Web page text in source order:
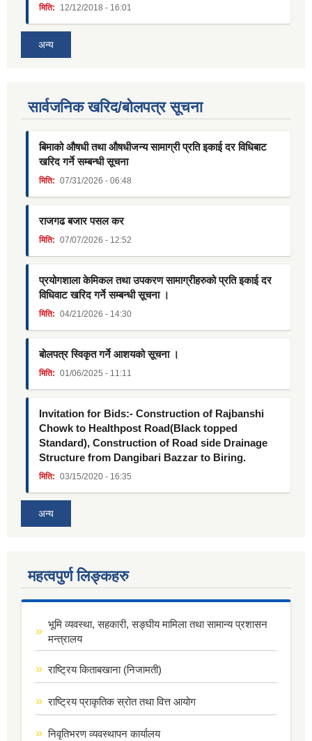
मिति: 12/12/2018 - 16:01
अन्य
सार्वजनिक खरिद/बोलपत्र सूचना
बिमाको औषधी तथा औषधीजन्य सामाग्री प्रति इकाई दर विधिबाट
खरिद गर्ने सम्बन्धी सूचना
मिति: 07/31/2026 - 06:48
राजगढ बजार पसल कर
मिति: 07/07/2026 - 12:52
प्रयोगशाला केमिकल तथा उपकरण सामाग्रीहरुको प्रति इकाई दर
विधिवाट खरिद गर्ने सम्बन्धी सूचना ।
मिति: 04/21/2026 - 14:30
बोलपत्र स्विकृत गर्ने आशयको सूचना ।
मिति: 01/06/2025 - 11:11
Invitation for Bids:- Construction of Rajbanshi
Chowk to Healthpost Road(Black topped
Standard), Construction of Road side Drainage
Structure from Dangibari Bazzar to Biring.
मिति: 03/15/2020 - 16:35
अन्य
महत्वपुर्ण लिङ्कहरु
भूमि व्यवस्था, सहकारी, सङ्घीय मामिला तथा सामान्य प्रशासन
मन्त्रालय
राष्ट्रिय किताबखाना (निजामती)
राष्ट्रिय प्राकृतिक स्रोत तथा वित्त आयोग
निवृतिभरण व्यवस्थापन कार्यालय